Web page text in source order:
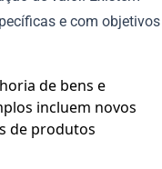
e com objetivos
de bens e
incluem novos
de produtos